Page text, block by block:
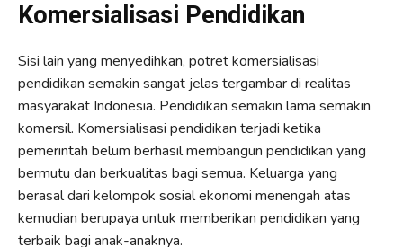
Komersialisasi Pendidikan
Sisi lain yang menyedihkan, potret komersialisasi
pendidikan semakin sangat jelas tergambar di realitas
masyarakat Indonesia. Pendidikan semakin lama semakin
komersil. Komersialisasi pendidikan terjadi ketika
pemerintah belum berhasil membangun pendidikan yang
bermutu dan berkualitas bagi semua. Keluarga yang
berasal dari kelompok sosial ekonomi menengah atas
kemudian berupaya untuk memberikan pendidikan yang
terbaik bagi anak-anaknya.